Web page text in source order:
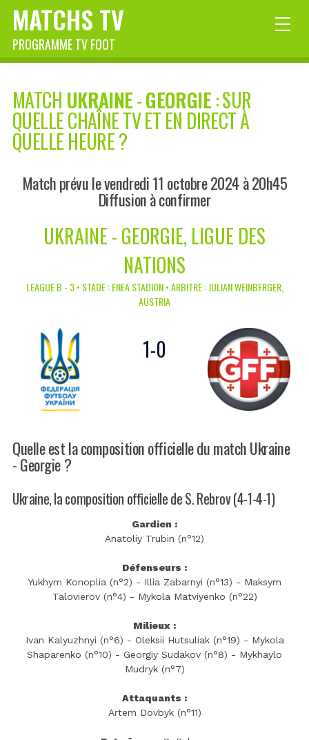
MATCHS TV
PROGRAMME TV FOOT
MATCH UKRAINE-GEORGIE: SUR
QUELLE CHAÎNE TV ET EN DIRECT À
QUELLE HEURE ?
Match prévu le vendredi 11 octobre 2024 à 20h45
Diffusion à confirmer
UKRAINE - GEORGIE, LIGUE DES
NATIONS
LEAGUE B - 3 • STADE : ENEA STADION • ARBITRE : JULIAN WEINBERGER,
AUSTRIA
1-0
Quelle est la composition officielle du match Ukraine
- Georgie ?
Ukraine, la composition officielle de S. Rebrov (4-1-4-1)
Gardien :
Anatoliy Trubin (n°12)
Défenseurs :
Yukhym Konoplia (n°2) - Illia Zabarnyi (n°13) - Maksym
Talovierov (n°4) - Mykola Matviyenko (n°22)
Milieux :
Ivan Kalyuzhnyi (n°6) - Oleksii Hutsuliak (n°19) - Mykola
Shaparenko (n°10) - Georgiy Sudakov (n°8) - Mykhaylo
Mudryk (n°7)
Attaquants :
Artem Dovbyk (n°11)